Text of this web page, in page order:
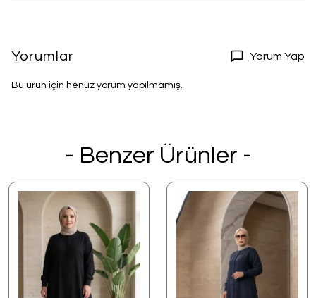
Yorumlar Yorum Yap
Bu ürün için henüz yorum yapılmamış.
- Benzer Ürünler -